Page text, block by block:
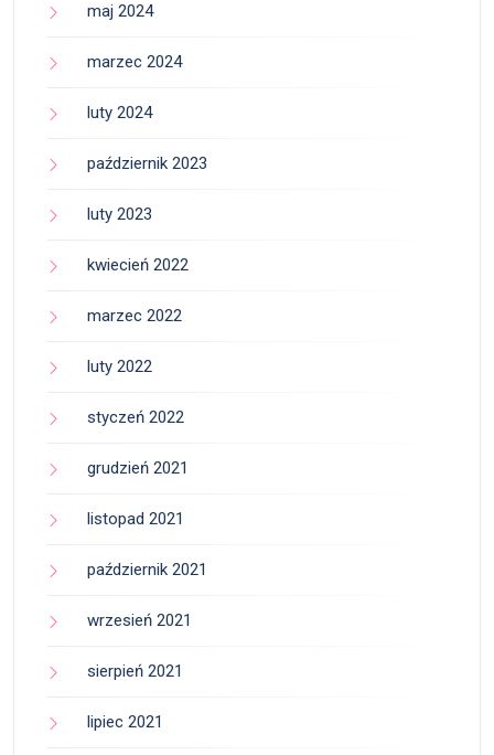
maj 2024
marzec 2024
luty 2024
październik 2023
luty 2023
kwiecień 2022
marzec 2022
luty 2022
styczeń 2022
grudzień 2021
listopad 2021
październik 2021
wrzesień 2021
sierpień 2021
lipiec 2021